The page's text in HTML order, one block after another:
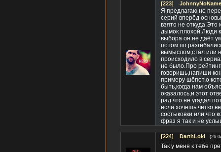
[223]
Я предлагаю не
серий вперёд
взято не откуда.Это
дымок плохой.Люди
выбора он не даёт
потом по
вымыслом,стал или
происходило в
не было.Про
говоришь,напиши
примеру шёпот,о
быть,когда нам
оказалось,и этот
рад что не угадал
если хочешь четко
состыковки или что
фраз я так и не
[224] DarthLoki
Так у меня к тебе